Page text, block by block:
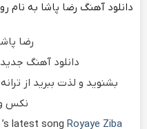
دانلود آهنگ رضا پاشا به نام
رضا
دانلود آهنگ جدید
بشنوید و لذت ببرید از
نکس
’s latest song Royaye Ziba